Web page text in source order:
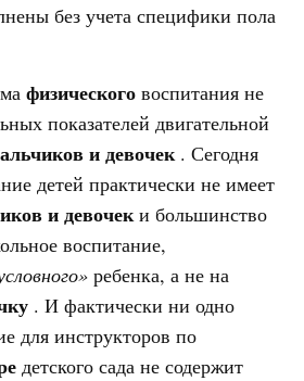
без учета специфики пола
физического воспитания не
показателей двигательной
и девочек . Сегодня
детей практически не имеет
и девочеки большинство
воспитание,
ребенка, а не на
. И фактически ни одно
для инструкторов по
детского сада не содержит